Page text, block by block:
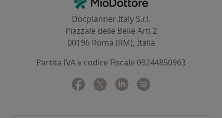
Docplanner Italy S.r.l.
Piazzale delle Belle Arti 2
00196 Roma (RM), Italia
Partita IVA e codice Fiscale 09244850963
Facebook
si apre in una nuova scheda
Twitter
si apre in una nuova scheda
Linkedin
si apre in una nuova